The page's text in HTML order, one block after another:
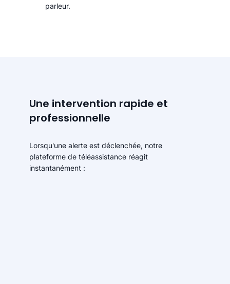
parleur.
Une intervention rapide et
professionnelle
Lorsqu'une alerte est déclenchée, notre
plateforme de téléassistance réagit
instantanément :